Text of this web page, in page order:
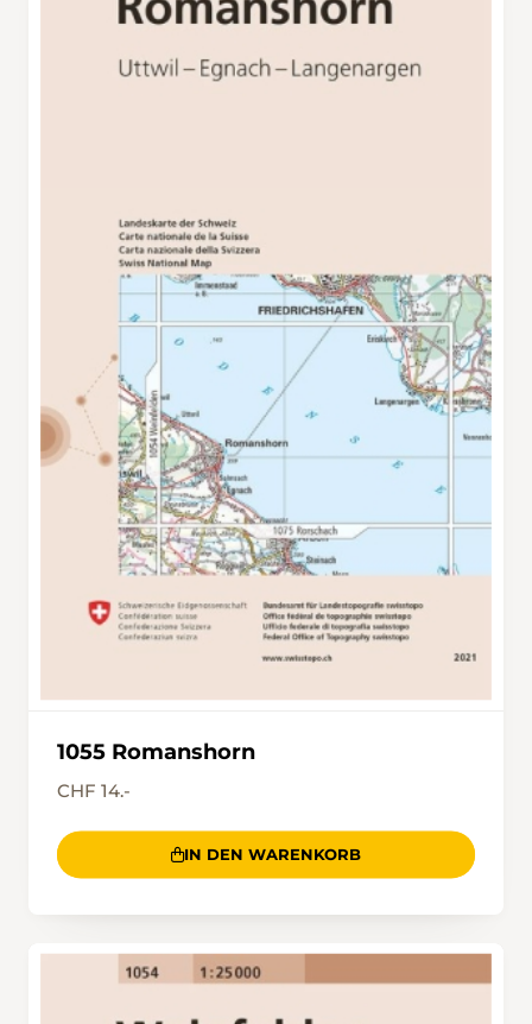
1055 Romanshorn
CHF 14.-
IN DEN WARENKORB